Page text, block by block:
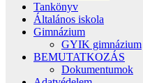
Tankönyv
Általános iskola
Gimnázium
GYIK gimnázium
BEMUTATKOZÁS
Dokumentumok